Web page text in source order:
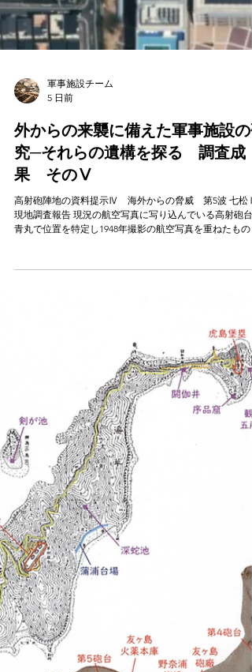
5 日前
外からの来襲に備えた軍事施設の
青丸で位置を特定し1948年撮影の航空写真を重ねたもの
じ手法で地図上に七松Ⅱの位置を入れ込んだもの （番
は下記写真の番号に一致） ① 高射砲砲台 円錐形の基
（現存）高さ3ｍを超える ① 砲床の突起部 ② 高射砲
台 円錐形の基礎（現存） 円錐形台座上部 （突起部は
イオン像の下に埋め込まれている？） 継ぎ目より上部は
後に付け足されたもの その上にライオン像が設置され
た。 まとめ 阪神間で高射砲陣地が現存するのは神戸市の
例と尼崎市の七松Ⅱのみ 貴重な戦争遺跡の資料といえ
る。 1942年の航空写真に写っている高射砲陣地もあるが
七松Ⅱは1942年の航空写真では確認できない。『戦史叢
本土防空作戦』中部高射砲集団阪神要地防空配備要図に
れば、1944年12月～1945年1月の期間には設置が確認でき
ものである。 愛知県等で現存する高射砲台との比較も鑑
れば、高射砲台としては新しい部類と推測できる。
©2026 All rights